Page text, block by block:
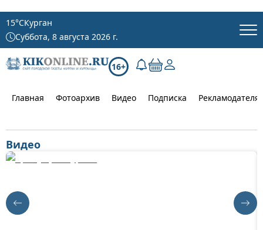
15°CКурган
Суббота, 8 августа 2026 г.
16+
Главная Фотоархив Видео Подписка
Видео